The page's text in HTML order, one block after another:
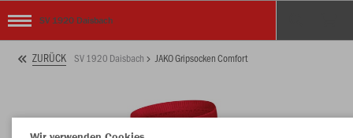
SV 1920 Daisbach
ZURÜCK SV 1920 Daisbach JAKO Gripsocken Comfort